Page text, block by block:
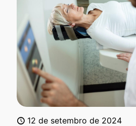
12 de setembro de 2024